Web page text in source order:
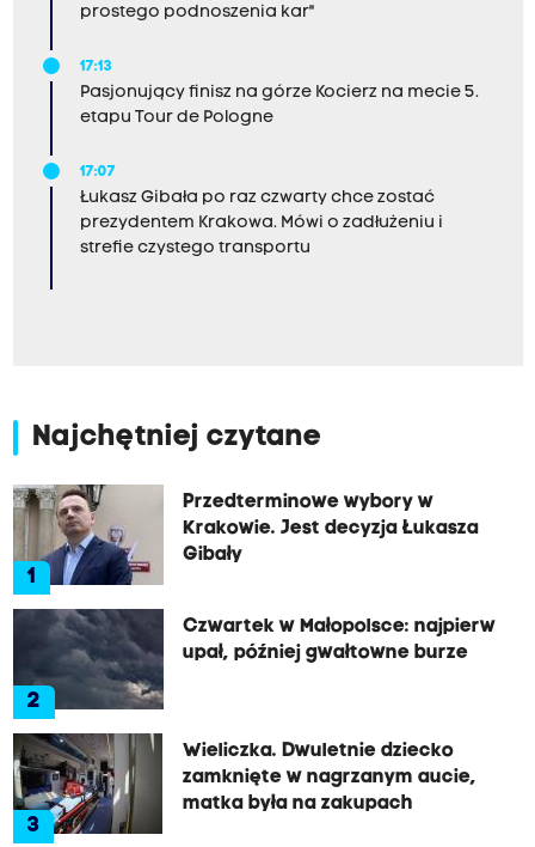
prostego podnoszenia kar"
17:13
Pasjonujący finisz na górze Kocierz na mecie 5.
etapu Tour de Pologne
17:07
Łukasz Gibała po raz czwarty chce zostać
prezydentem Krakowa. Mówi o zadłużeniu i
strefie czystego transportu
Najchętniej czytane
1
Przedterminowe wybory w
Krakowie. Jest decyzja Łukasza
Gibały
2
Czwartek w Małopolsce: najpierw
upał, później gwałtowne burze
3
Wieliczka. Dwuletnie dziecko
zamknięte w nagrzanym aucie,
matka była na zakupach